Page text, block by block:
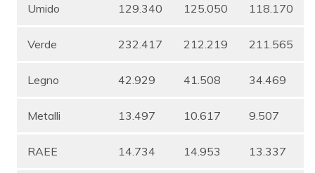
Umido 129.340 125.050 118.170
Verde 232.417 212.219 211.565
Legno 42.929 41.508 34.469
Metalli 13.497 10.617 9.507
RAEE 14.734 14.953 13.337